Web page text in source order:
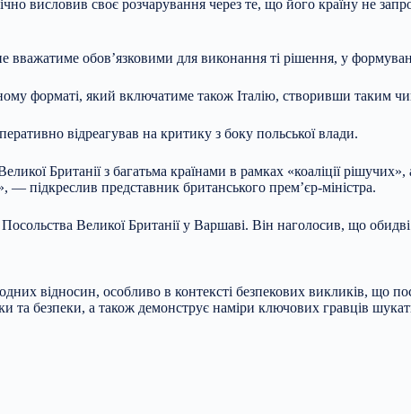
висловив своє розчарування через те, що його країну не
вважатиме обов’язковими для виконання ті рішення, у
форматі, який включатиме також Італію, створивши таким
відреагував на критику з боку польської влади.
Британії з багатьма країнами в рамках «коаліції
підкреслив представник британського прем’єр-міністра.
Великої Британії у Варшаві. Він наголосив, що
відносин, особливо в контексті безпекових викликів, що
та безпеки, а також демонструє наміри ключових гравців